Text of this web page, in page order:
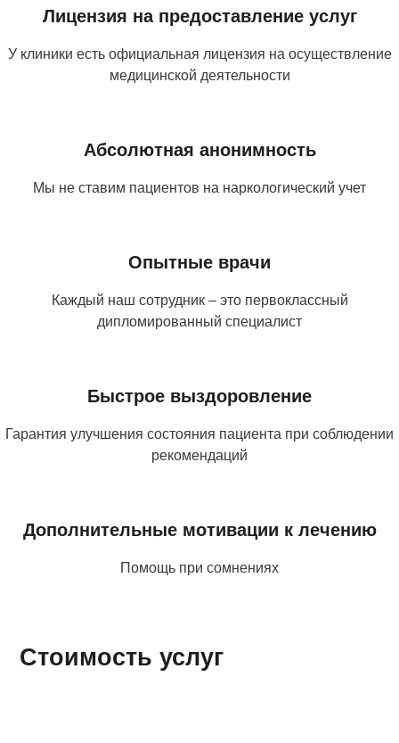
Лицензия на предоставление услуг
У клиники есть официальная лицензия на осуществление
медицинской деятельности
Абсолютная анонимность
Мы не ставим пациентов на наркологический учет
Опытные врачи
Каждый наш сотрудник – это первоклассный
дипломированный специалист
Быстрое выздоровление
Гарантия улучшения состояния пациента при соблюдении
рекомендаций
Дополнительные мотивации к лечению
Помощь при сомнениях
Стоимость услуг